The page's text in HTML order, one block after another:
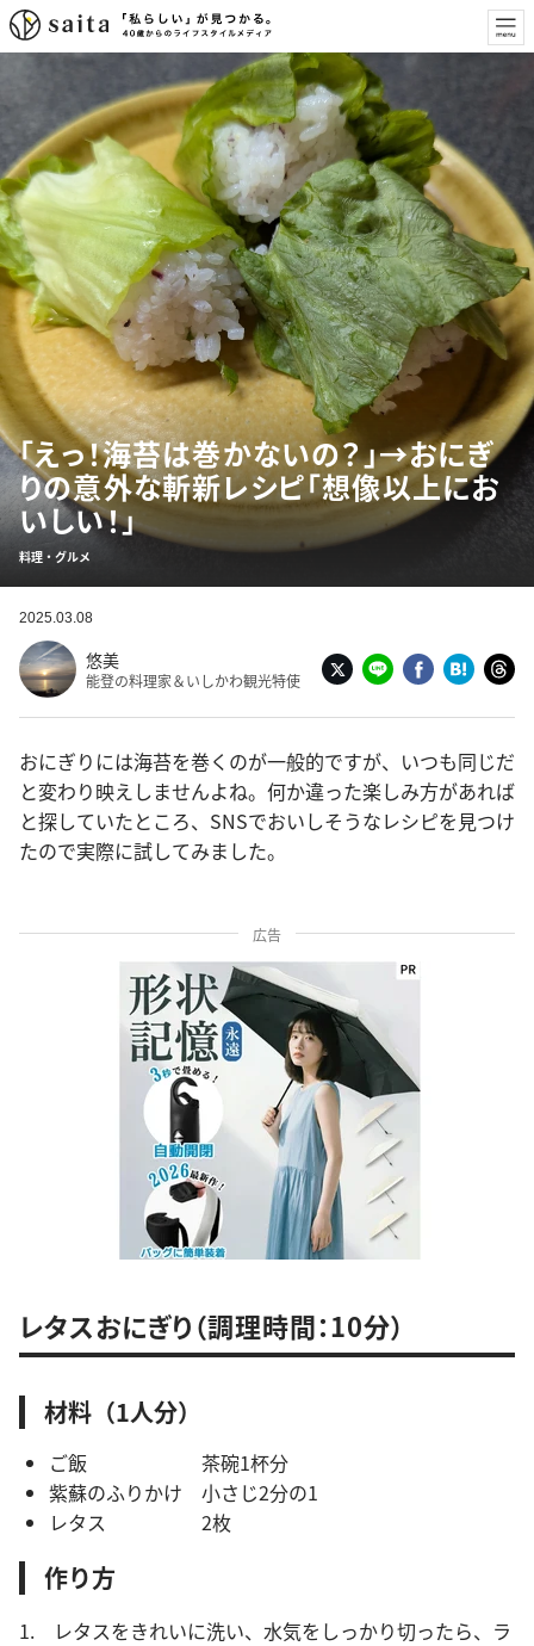
「えっ！海苔は巻かないの？」→おにぎ
りの意外な斬新レシピ「想像以上にお
いしい！」
料理・グルメ
2025.03.08
悠美
能登の料理家＆いしかわ観光特使
おにぎりには海苔を巻くのが一般的ですが、いつも同じだ
と変わり映えしませんよね。何か違った楽しみ方があれば
と探していたところ、SNSでおいしそうなレシピを見つけ
たので実際に試してみました。
広告
レタスおにぎり（調理時間：10分）
材料（1人分）
ご飯 茶碗1杯分
紫蘇のふりかけ 小さじ2分の1
レタス 2枚
作り方
1. レタスをきれいに洗い、水気をしっかり切ったら、ラ